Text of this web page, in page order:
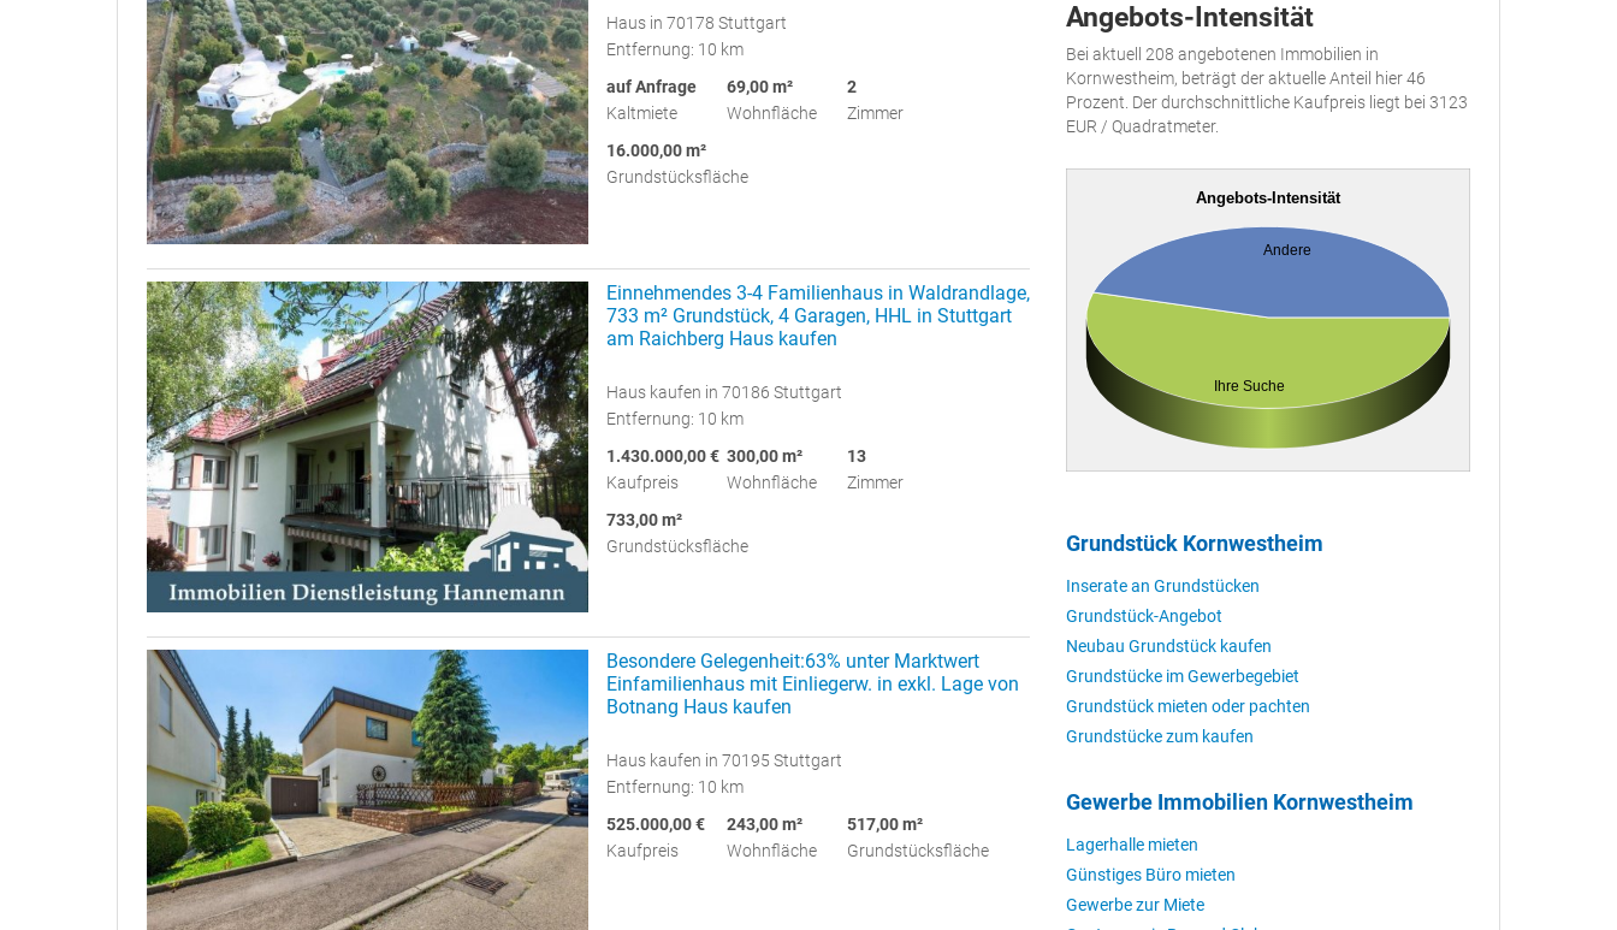
Haus in 70178 Stuttgart
Entfernung: 10 km
auf Anfrage
Kaltmiete
69,00 m²
Wohnfläche
2
Zimmer
16.000,00 m²
Grundstücksfläche
Einnehmendes 3-4 Familienhaus in Waldrandlage,
733 m² Grundstück, 4 Garagen, HHL in Stuttgart
am Raichberg Haus kaufen
Haus kaufen in 70186 Stuttgart
Entfernung: 10 km
1.430.000,00 €
Kaufpreis
300,00 m²
Wohnfläche
13
Zimmer
733,00 m²
Grundstücksfläche
Besondere Gelegenheit:63% unter Marktwert
Einfamilienhaus mit Einliegerw. in exkl. Lage von
Botnang Haus kaufen
Haus kaufen in 70195 Stuttgart
Entfernung: 10 km
525.000,00 €
Kaufpreis
243,00 m²
Wohnfläche
517,00 m²
Grundstücksfläche
Angebots-Intensität
Bei aktuell 208 angebotenen Immobilien in
Kornwestheim, beträgt der aktuelle Anteil hier 46
Prozent. Der durchschnittliche Kaufpreis liegt bei 3123
EUR / Quadratmeter.
Angebots-Intensität
Ihre Suche
Andere
Grundstück Kornwestheim
Inserate an Grundstücken
Grundstück-Angebot
Neubau Grundstück kaufen
Grundstücke im Gewerbegebiet
Grundstück mieten oder pachten
Grundstücke zum kaufen
Gewerbe Immobilien Kornwestheim
Lagerhalle mieten
Günstiges Büro mieten
Gewerbe zur Miete